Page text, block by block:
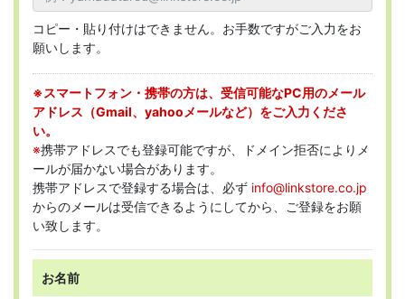
コピー・貼り付けはできません。お手数ですがご入力をお
願いします。
※スマートフォン・携帯の方は、受信可能なPC用のメール
アドレス（Gmail、yahooメールなど）をご入力くださ
い。
※携帯アドレスでも登録可能ですが、ドメイン拒否によりメ
ールが届かない場合があります。
携帯アドレスで登録する場合は、必ず info@linkstore.co.jp
からのメールは受信できるようにしてから、ご登録をお願
い致します。
お名前